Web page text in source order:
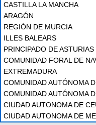
CASTILLA LA MANCHA
ARAGÓN
REGIÓN DE MURCIA
ILLES BALEARS
PRINCIPADO DE ASTURIAS
COMUNIDAD FORAL DE
EXTREMADURA
COMUNIDAD AUTÓNOMA
COMUNIDAD AUTÓNOMA
CIUDAD AUTONOMA DE
CIUDAD AUTONOMA DE